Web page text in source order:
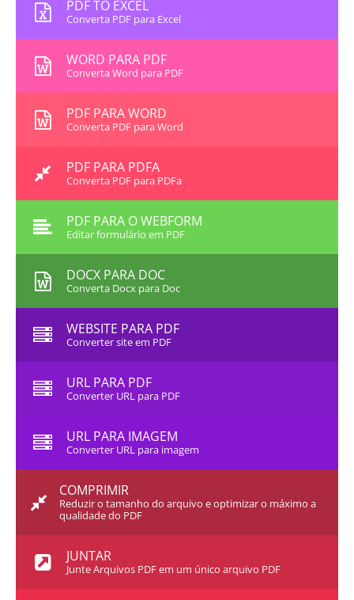
PDF TO EXCEL
Converta PDF para Excel
WORD PARA PDF
Converta Word para PDF
PDF PARA WORD
Converta PDF para Word
PDF PARA PDFA
Converta PDF para PDFa
PDF PARA O WEBFORM
Editar formulário em PDF
DOCX PARA DOC
Converta Docx para Doc
WEBSITE PARA PDF
Converter site em PDF
URL PARA PDF
Converter URL para PDF
URL PARA IMAGEM
Converter URL para imagem
COMPRIMIR
Reduzir o tamanho do arquivo e optimizar o máximo a
qualidade do PDF
JUNTAR
Junte Arquivos PDF em um único arquivo PDF